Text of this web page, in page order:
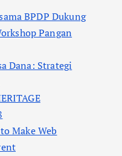
BPDP Dukung
Pangan
Dana: Strategi
Make Web